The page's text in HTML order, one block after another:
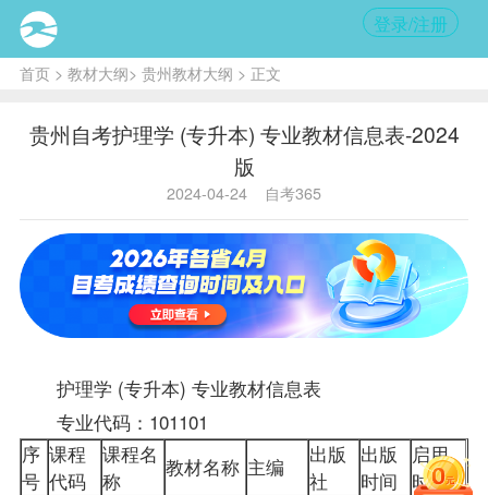
登录/注册
首页> 教材大纲> 贵州教材大纲 > 正文
贵州自考护理学 (专升本) 专业教材信息表-2024
版
2024-04-24 自考365
护理学 (专升本) 专业教材信息表
专业代码：101101
序
号
课程
代码
课程名
称
教材名称 主编
出版
社
出版
时间
启用
时间